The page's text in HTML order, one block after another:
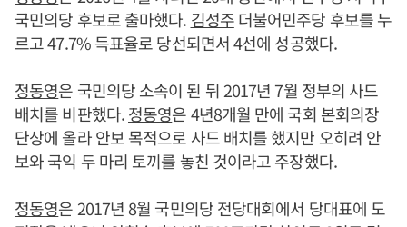
국민의당 후보로 출마했다. 김성주더불어민주당 후보를 누
르고 47.7% 득표율로 당선되면서 4선에 성공했다.
정동영은 국민의당 소속이 된 뒤 2017년 7월 정부의 사드
배치를 비판했다.정동영은 4년8개월 만에 국회 본회의장
단상에 올라 안보 목적으로 사드 배치를 했지만 오히려 안
보와 국익 두 마리 토끼를 놓친 것이라고 주장했다.
정동영은 2017년 8월 국민의당 전당대회에서 당대표에 도